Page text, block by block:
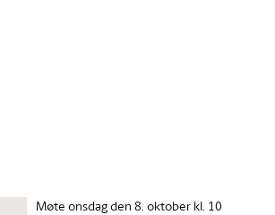
Møte onsdag den 8. oktober kl. 10